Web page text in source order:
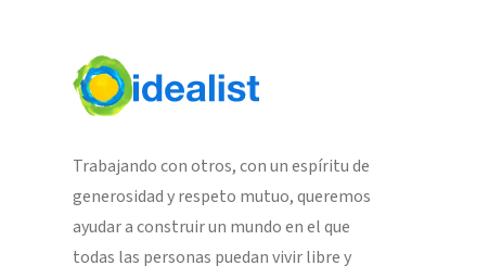
Trabajando con otros, con un espíritu de
generosidad y respeto mutuo, queremos
ayudar a construir un mundo en el que
todas las personas puedan vivir libre y